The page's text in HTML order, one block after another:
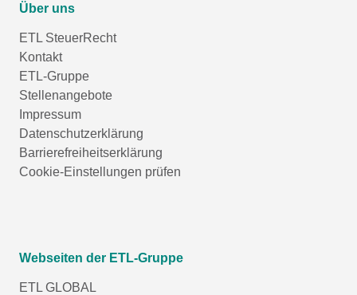
Über uns
ETL SteuerRecht
Kontakt
ETL-Gruppe
Stellenangebote
Impressum
Datenschutzerklärung
Barrierefreiheitserklärung
Cookie-Einstellungen prüfen
Webseiten der ETL-Gruppe
ETL GLOBAL